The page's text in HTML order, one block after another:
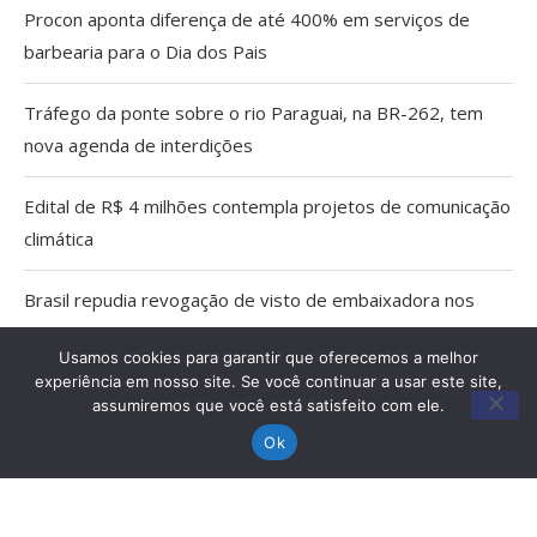
Procon aponta diferença de até 400% em serviços de
barbearia para o Dia dos Pais
Tráfego da ponte sobre o rio Paraguai, na BR-262, tem
nova agenda de interdições
Edital de R$ 4 milhões contempla projetos de comunicação
climática
Brasil repudia revogação de visto de embaixadora nos
EUA
Aberta as inscrições para a Praça de Alimentação do
Festival de Inverno de Bonito 2026
Usamos cookies para garantir que oferecemos a melhor
experiência em nosso site. Se você continuar a usar este site,
assumiremos que você está satisfeito com ele.
Ok